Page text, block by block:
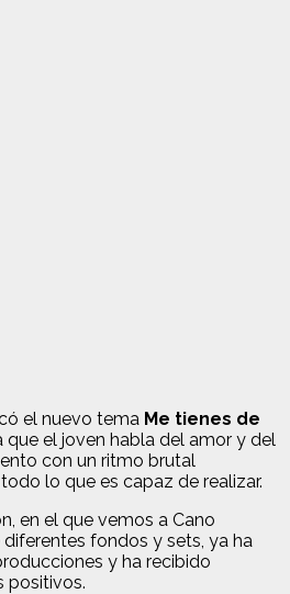
el nuevo tema Me tienes de
que el joven habla del amor y del
con un ritmo brutal
lo que es capaz de realizar.
en el que vemos a Cano
fondos y sets, ya ha
y ha recibido
positivos.